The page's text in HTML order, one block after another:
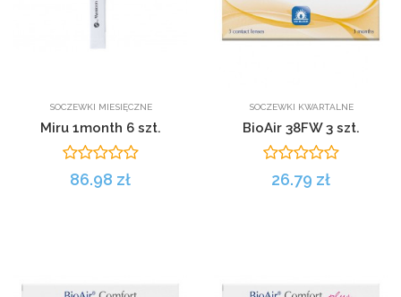
SOCZEWKI MIESIĘCZNE
Miru 1month 6 szt.
86.98 zł
SOCZEWKI KWARTALNE
BioAir 38FW 3 szt.
26.79 zł